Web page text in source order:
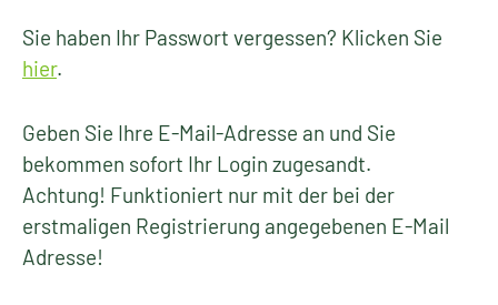
Sie haben Ihr Passwort vergessen? Klicken Sie
hier.
Geben Sie Ihre E-Mail-Adresse an und Sie
bekommen sofort Ihr Login zugesandt.
Achtung! Funktioniert nur mit der bei der
erstmaligen Registrierung angegebenen E-Mail
Adresse!